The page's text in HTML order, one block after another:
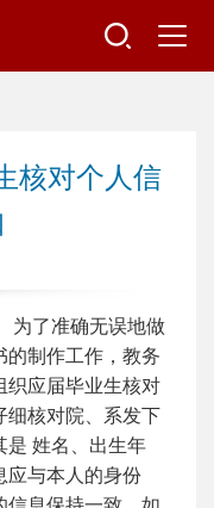
核对个人信
了准确无误地做
的制作工作，教务
织应届毕业生核对
细核对院、系发下
是 姓名、出生年
应与本人的身份